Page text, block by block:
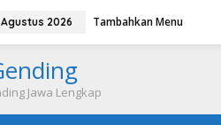
2026 Tambahkan Menu
Jawa Lengkap